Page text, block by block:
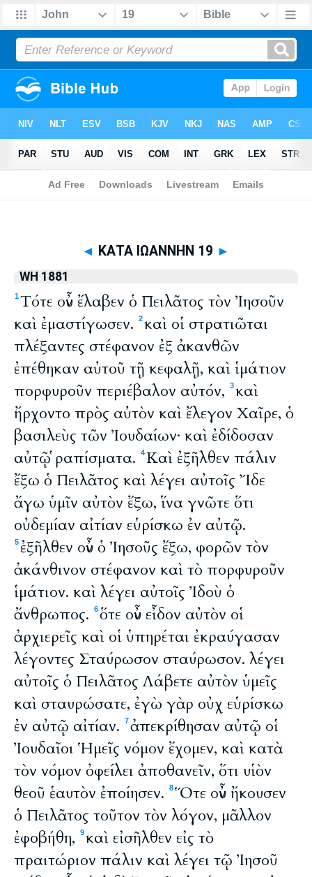
Biblia> WH 1881> ΚΑΤΑ ΙΩΑΝΝΗΝ 19
◄ ΚΑΤΑ ΙΩΑΝΝΗΝ 19 ►
WH 1881
1Τότε οὖν ἔλαβεν ὁ Πειλᾶτος τὸν Ἰησοῦν
καὶ ἐμαστίγωσεν.
2καὶ οἱ στρατιῶται
πλέξαντες στέφανον ἐξ ἀκανθῶν
ἐπέθηκαν αὐτοῦ τῇ κεφαλῇ, καὶ ἱμάτιον
πορφυροῦν περιέβαλον αὐτόν,
3καὶ
ἤρχοντο πρὸς αὐτὸν καὶ ἔλεγον Χαῖρε, ὁ
βασιλεὺς τῶν Ἰουδαίων· καὶ ἐδίδοσαν
αὐτῷ ῥαπίσματα.
4Καὶ ἐξῆλθεν πάλιν
ἔξω ὁ Πειλᾶτος καὶ λέγει αὐτοῖς Ἴδε
ἄγω ὑμῖν αὐτὸν ἔξω, ἵνα γνῶτε ὅτι
οὐδεμίαν αἰτίαν εὑρίσκω ἐν αὐτῷ.
5 ἐξῆλθεν οὖν ὁ Ἰησοῦς ἔξω, φορῶν τὸν
ἀκάνθινον στέφανον καὶ τὸ πορφυροῦν
ἱμάτιον. καὶ λέγει αὐτοῖς Ἰδοὺ ὁ
ἄνθρωπος.
6ὅτε οὖν εἶδον αὐτὸν οἱ
ἀρχιερεῖς καὶ οἱ ὑπηρέται ἐκραύγασαν
λέγοντες Σταύρωσον σταύρωσον. λέγει
αὐτοῖς ὁ Πειλᾶτος Λάβετε αὐτὸν ὑμεῖς
καὶ σταυρώσατε, ἐγὼ γὰρ οὐχ εὑρίσκω
ἐν αὐτῷ αἰτίαν.
7ἀπεκρίθησαν αὐτῷ οἱ
Ἰουδαῖοι Ἡμεῖς νόμον ἔχομεν, καὶ κατὰ
τὸν νόμον ὀφείλει ἀποθανεῖν, ὅτι υἱὸν
θεοῦ ἑαυτὸν ἐποίησεν.
8Ὅτε οὖν ἤκουσεν
ὁ Πειλᾶτος τοῦτον τὸν λόγον, μᾶλλον
ἐφοβήθη,
9καὶ εἰσῆλθεν εἰς τὸ
πραιτώριον πάλιν καὶ λέγει τῷ Ἰησοῦ